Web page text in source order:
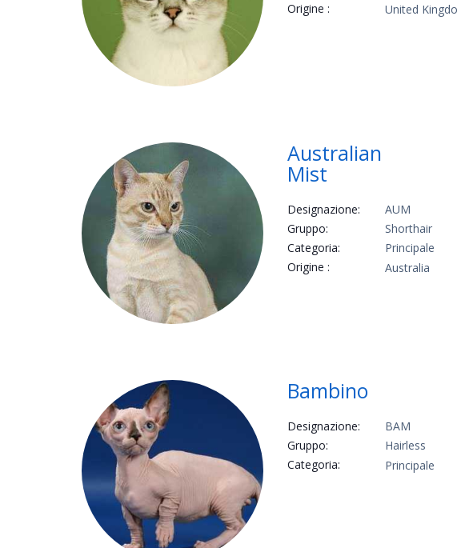
Origine :
United
Australian
Mist
Designazione:
AUM
Gruppo:
Shorthair
Categoria:
Principale
Origine :
Australia
Bambino
Designazione:
BAM
Gruppo:
Hairless
Categoria:
Principale